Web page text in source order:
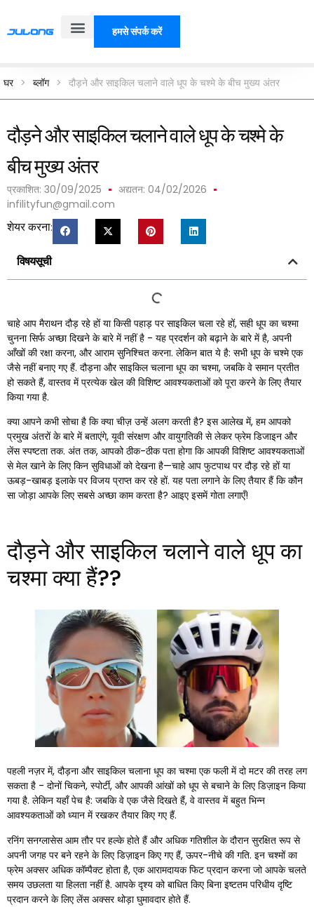
हमसे संपर्क करें
घर > ब्लॉग > दौड़ने और साइकिल चलाने वाले धूप के चश्मे के बीच मुख्य अंतर
दौड़ने और साइकिल चलाने वाले धूप के चश्मे के
बीच मुख्य अंतर
प्रकाशित: 30/09/2025
अद्यतन: 04/02/2026
infilityfun@gmail.com
शेयर करना:
विषयसूची
चाहे आप मैराथन दौड़ रहे हों या किसी पहाड़ पर साइकिल चला रहे हों, सही धूप का चश्मा
चुनना सिर्फ अच्छा दिखने के बारे में नहीं है - यह प्रदर्शन को बढ़ाने के बारे में है, अपनी
आँखों की रक्षा करना, और आराम सुनिश्चित करना. लेकिन बात ये है: सभी धूप के चश्मे एक
जैसे नहीं बनाए गए हैं. दौड़ना और साइकिल चलाना धूप का चश्मा, जबकि वे समान प्रतीत
हो सकते हैं, वास्तव में प्रत्येक खेल की विशिष्ट आवश्यकताओं को पूरा करने के लिए तैयार
किया गया है.
क्या आपने कभी सोचा है कि क्या चीज़ उन्हें अलग करती है? इस आलेख में, हम आपको
प्रमुख अंतरों के बारे में बताएंगे, यूवी संरक्षण और वायुगतिकी से लेकर फ्रेम डिजाइन और
लेंस स्पष्टता तक. अंत तक, आपको ठीक-ठीक पता होगा कि आपकी विशिष्ट आवश्यकताओं
से मेल खाने के लिए किन सुविधाओं को देखना है—चाहे आप फुटपाथ पर दौड़ रहे हों या
ऊबड़-खाबड़ इलाके पर विजय प्राप्त कर रहे हों. यह पता लगाने के लिए तैयार हैं कि कौन
सा जोड़ा आपके लिए सबसे अच्छा काम करता है? आइए इसमें गोता लगाएँ!
दौड़ने और साइकिल चलाने वाले धूप का
चश्मा क्या हैं??
पहली नज़र में, दौड़ना और साइकिल चलाना धूप का चश्मा एक फली में दो मटर की तरह लग
सकता है - दोनों चिकने, स्पोर्टी, और आपकी आंखों को धूप से बचाने के लिए डिज़ाइन किया
गया है. लेकिन यहाँ पेच है: जबकि वे एक जैसे दिखते हैं, वे वास्तव में बहुत भिन्न
आवश्यकताओं को ध्यान में रखकर तैयार किए गए हैं.
रनिंग सनग्लासेस आम तौर पर हल्के होते हैं और अधिक गतिशील के दौरान सुरक्षित रूप से
अपनी जगह पर बने रहने के लिए डिज़ाइन किए गए हैं, ऊपर-नीचे की गति. इन चश्मों का
फ्रेम अक्सर अधिक कॉम्पैक्ट होता है, एक आरामदायक फिट प्रदान करना जो आपके चलते
समय उछलता या हिलता नहीं है. आपके दृश्य को बाधित किए बिना इष्टतम परिधीय दृष्टि
प्रदान करने के लिए लेंस अक्सर थोड़ा घुमावदार होते हैं.